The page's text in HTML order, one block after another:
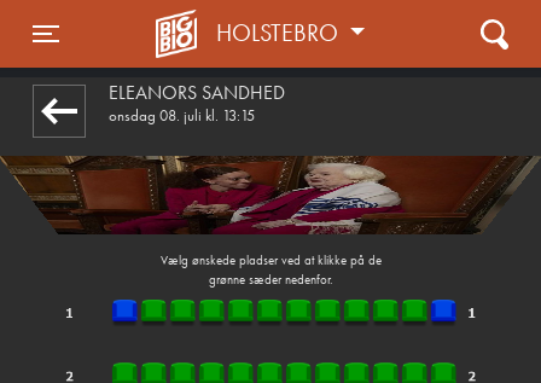
Toggle navigation
HOLSTEBRO
ELEANORS SANDHED
onsdag 08. juli kl. 13:15
Vælg ønskede pladser ved at klikke på de
grønne sæder nedenfor.
front05-temp 055115